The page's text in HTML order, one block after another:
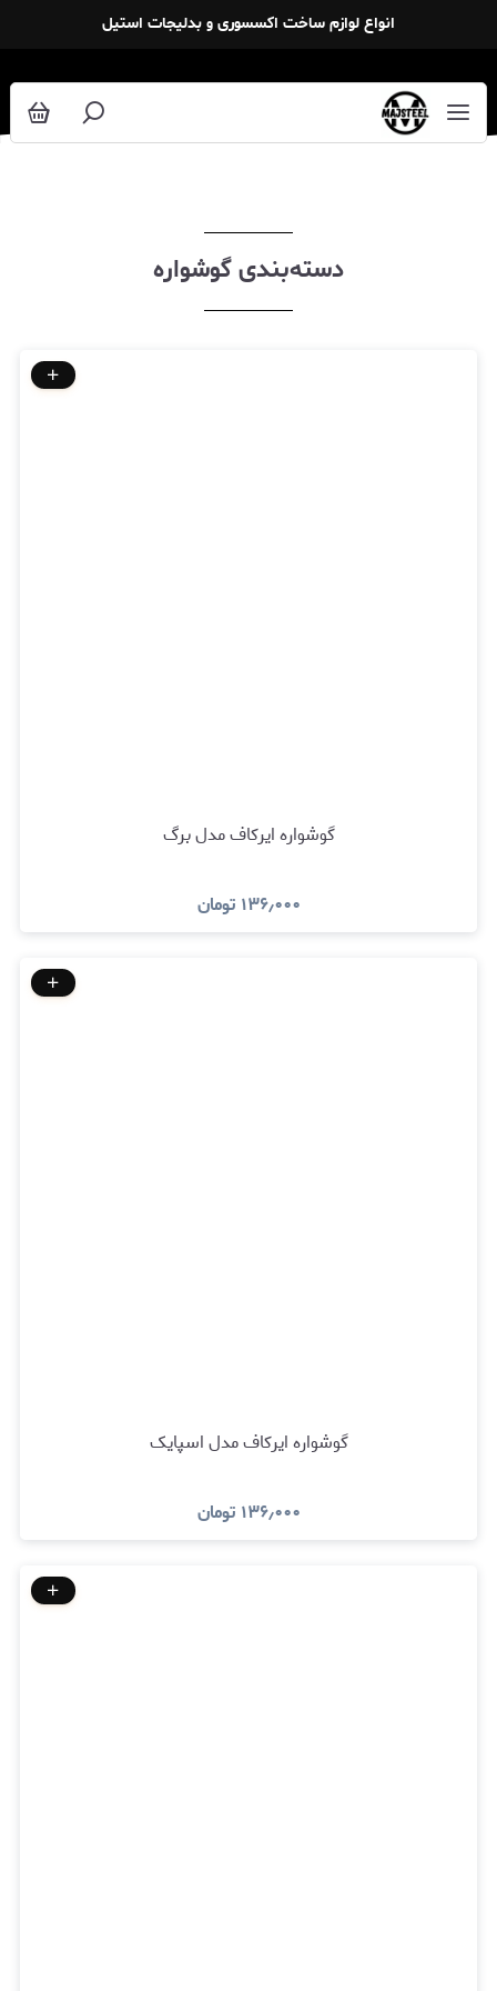
انواع لوازم ساخت اکسسوری و بدلیجات استیل
دسته‌بندی گوشواره
گوشواره ایرکاف مدل برگ
۱۳۶٫۰۰۰ تومان
گوشواره ایرکاف مدل اسپایک
۱۳۶٫۰۰۰ تومان